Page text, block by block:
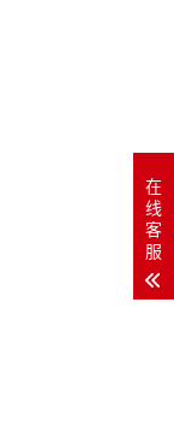
在
线
客
服